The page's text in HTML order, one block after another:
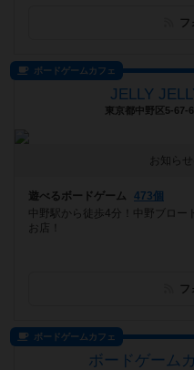
フ
ボードゲームカフェ
JELLY
東京都中野区5-67-
お知ら
遊べるボードゲーム
473個
中野駅から徒歩4分！中野ブロー
お店！
フ
ボードゲームカフェ
ボードゲーム